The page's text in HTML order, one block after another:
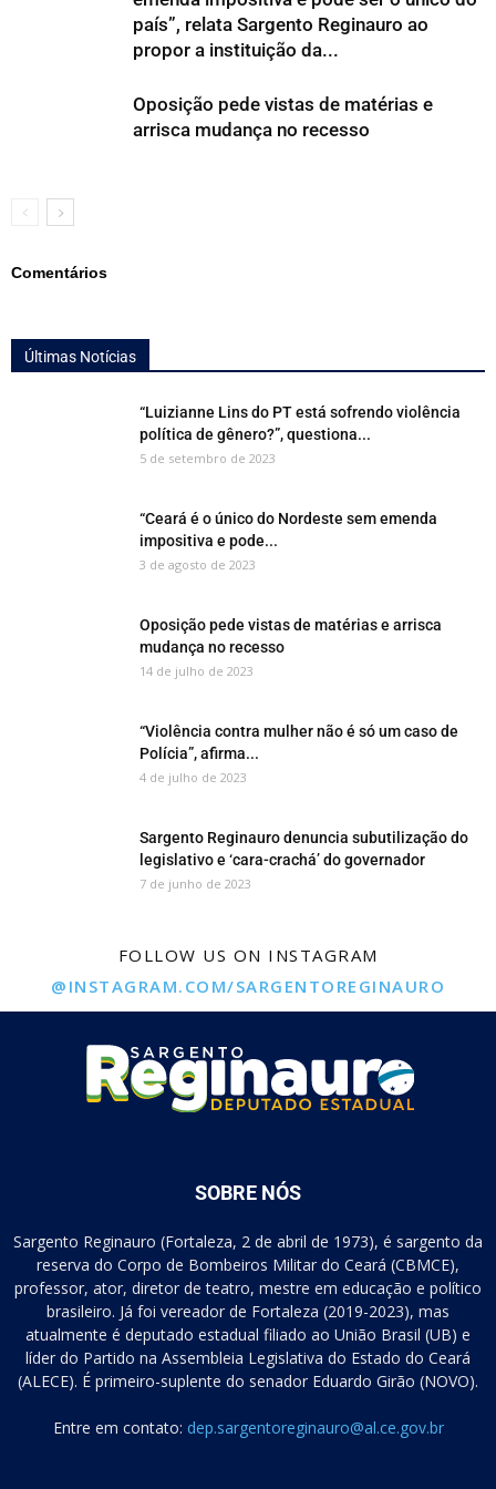
país”, relata Sargento Reginauro ao
propor a instituição da...
Oposição pede vistas de matérias e
arrisca mudança no recesso
Comentários
Últimas Notícias
“Luizianne Lins do PT está sofrendo violência
política de gênero?”, questiona...
5 de setembro de 2023
“Ceará é o único do Nordeste sem emenda
impositiva e pode...
3 de agosto de 2023
Oposição pede vistas de matérias e arrisca
mudança no recesso
14 de julho de 2023
“Violência contra mulher não é só um caso de
Polícia”, afirma...
4 de julho de 2023
Sargento Reginauro denuncia subutilização do
legislativo e ‘cara-crachá’ do governador
7 de junho de 2023
FOLLOW US ON INSTAGRAM
@INSTAGRAM.COM/SARGENTOREGINAURO
SOBRE NÓS
Sargento Reginauro (Fortaleza, 2 de abril de 1973), é sargento da
reserva do Corpo de Bombeiros Militar do Ceará (CBMCE),
professor, ator, diretor de teatro, mestre em educação e político
brasileiro. Já foi vereador de Fortaleza (2019-2023), mas
atualmente é deputado estadual filiado ao União Brasil (UB) e
líder do Partido na Assembleia Legislativa do Estado do Ceará
(ALECE). É primeiro-suplente do senador Eduardo Girão (NOVO).
Entre em contato: dep.sargentoreginauro@al.ce.gov.br